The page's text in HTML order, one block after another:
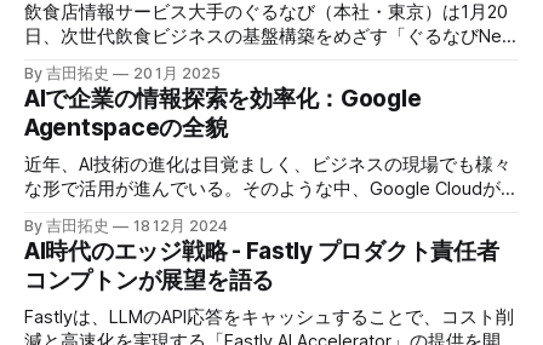
飲食店情報サービス大手のぐるなび（本社・東京）は1月20
日、次世代飲食ビジネスの基盤構築をめざす「ぐるなびNext
プロジェクト」の初成果として、新たな飲食店探索アプリ
「UMAME!（うまみー！）」のβ版を公開した。
By 吉田拓史 20 1月 2025
AIで企業の情報探索を効率化：Google
Agentspaceの全貌
近年、AI技術の進化は目覚ましく、ビジネスの現場でも様々
な形で活用が進んでいる。そのような中、Google Cloudが新
たに発表したGoogle Agentspaceは、いま注目を集めるAIエ
ージェントがエンタープライズITを大きく変革する予兆と言
えるだろう。
By 吉田拓史 18 12月 2024
AI時代のエッジ戦略 - Fastly プロダクト責任者
コンプトンが展望を語る
Fastlyは、LLMのAPI応答をキャッシュすることで、コスト削